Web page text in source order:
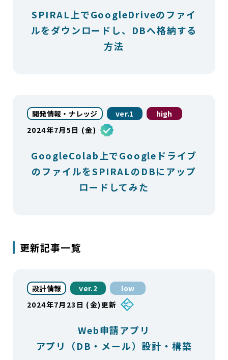
SPIRAL上でGoogleDriveのファイ
ルをダウンロードし、DBへ格納する
方法
開発情報・ナレッジ ver.1
high
2024年7月5日 (金)
GoogleColab上でGoogleドライブ
のファイルをSPIRALのDBにアップ
ロードしてみた
更新記事一覧
設計情報 ver.2
low
2024年7月23日 (金)更新
Web申請アプリ
アプリ（DB・メール）設計・構築